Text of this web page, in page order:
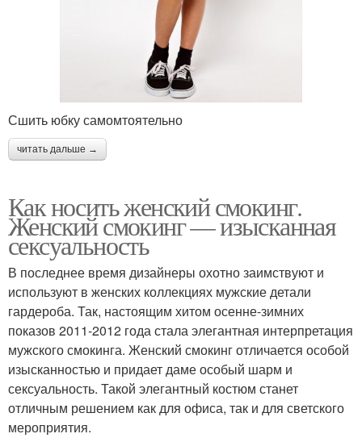
Сшить юбку самомтоятельно
читать дальше →
Как носить женский смокинг.
Женский смокинг — изысканная
сексуальность
В последнее время дизайнеры охотно заимствуют и
используют в женских коллекциях мужские детали
гардероба. Так, настоящим хитом осенне-зимних
показов 2011-2012 года стала элегантная интерпретация
мужского смокинга. Женский смокинг отличается особой
изысканностью и придает даме особый шарм и
сексуальность. Такой элегантный костюм станет
отличным решением как для офиса, так и для светского
мероприятия.